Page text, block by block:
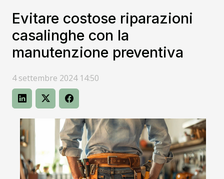
Evitare costose riparazioni
casalinghe con la
manutenzione preventiva
4 settembre 2024 14:50